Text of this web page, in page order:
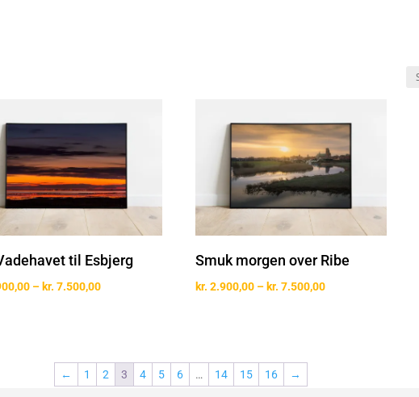
til Esbjerg
– kr. 7.500,00Prisinterval:
Smuk morgen over Ribe
kr. 2.900,00 – kr. 7.500,00Prisinterval:
←
1 2 3 4 5 6 … 14 15 16 →